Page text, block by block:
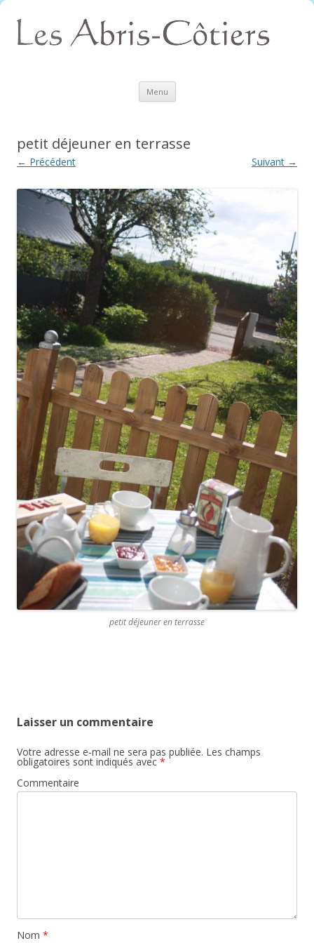
Menu Aller
contenu
petit déjeuner en terrasse
← Précédent Suivant →
petit déjeuner en terrasse
Laisser un commentaire
Votre adresse e-mail ne sera pas publiée. Les champs
obligatoires sont indiqués avec *
Commentaire
Nom *